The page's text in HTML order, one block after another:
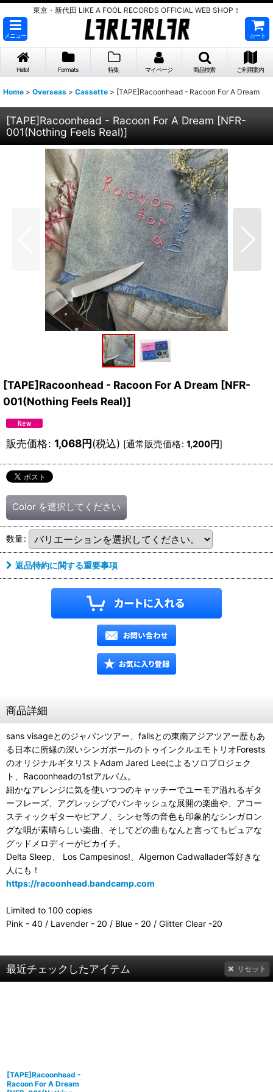
東京・新代田 LIKE A FOOL RECORDS OFFICIAL WEB SHOP！
メニュー カート
Hello! Formats 特集 マイページ 商品検索 ご利用案内
Home > Overseas > Cassette > [TAPE]Racoonhead - Racoon For A Dream
[TAPE]Racoonhead - Racoon For A Dream [NFR-
001(Nothing Feels Real)]
[TAPE]Racoonhead - Racoon For A Dream [NFR-
001(Nothing Feels Real)]
販売価格: 1,068円(税込) [通常販売価格: 1,200円]
Color を選択してください
数量:
返品特約に関する重要事項
商品詳細
sans visageとのジャパンツアー、fallsとの東南アジアツアー歴もあ
る日本に所縁の深いシンガポールのトゥインクルエモトリオForests
のオリジナルギタリストAdam Jared Leeによるソロプロジェク
ト、Racoonheadの1stアルバム。
細かなアレンジに気を使いつつのキャッチーでユーモア溢れるギタ
ーフレーズ、アグレッシブでパンキッシュな展開の楽曲や、アコー
スティックギターやピアノ、シンセ等の音色も印象的なシンガロン
グな唄が素晴らしい楽曲、そしてどの曲もなんと言ってもピュアな
グッドメロディーがピカイチ。
Delta Sleep、 Los Campesinos!、Algernon Cadwallader等好きな
人にも！
https://racoonhead.bandcamp.com
Limited to 100 copies
Pink - 40 / Lavender - 20 / Blue - 20 / Glitter Clear -20
最近チェックしたアイテム リセット
[TAPE]Racoonhead -
Racoon For A Dream